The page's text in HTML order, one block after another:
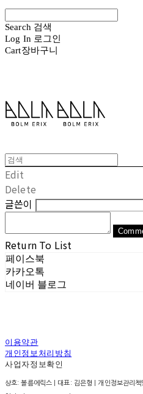
Search 검색
Log In 로그인
Cart장바구니
Edit
Delete
글쓴이
Return To List
페이스북
카카오톡
네이버 블로그
이용약관
개인정보처리방침
사업자정보확인
상호: 볼름에릭스 | 대표: 김은형 | 개인정보관